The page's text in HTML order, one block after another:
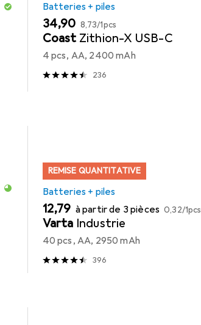
Batteries + piles
EUR
34,90 EUR
8,73/1pcs
Coast Zithion-X USB-C
4 pcs, AA, 2400 mAh
236
REMISE QUANTITATIVE
Batteries + piles
EUR
12,79 à partir de 3 pièces EUR
0,32/1pcs
Varta Industrie
40 pcs, AA, 2950 mAh
396